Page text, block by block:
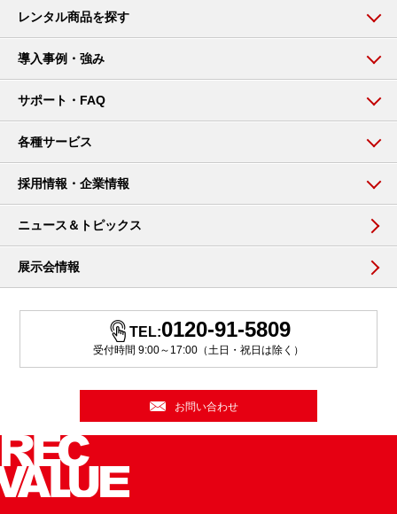
レンタル商品を探す
導入事例・強み
サポート・FAQ
各種サービス
採用情報・企業情報
ニュース＆トピックス
展示会情報
TEL:0120-91-5809
受付時間 9:00～17:00（土日・祝日は除く）
お問い合わせ